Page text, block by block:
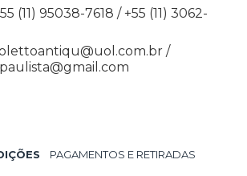
(11) 95038-7618 / +55 (11) 3062-
/
PAGAMENTOS E RETIRADAS